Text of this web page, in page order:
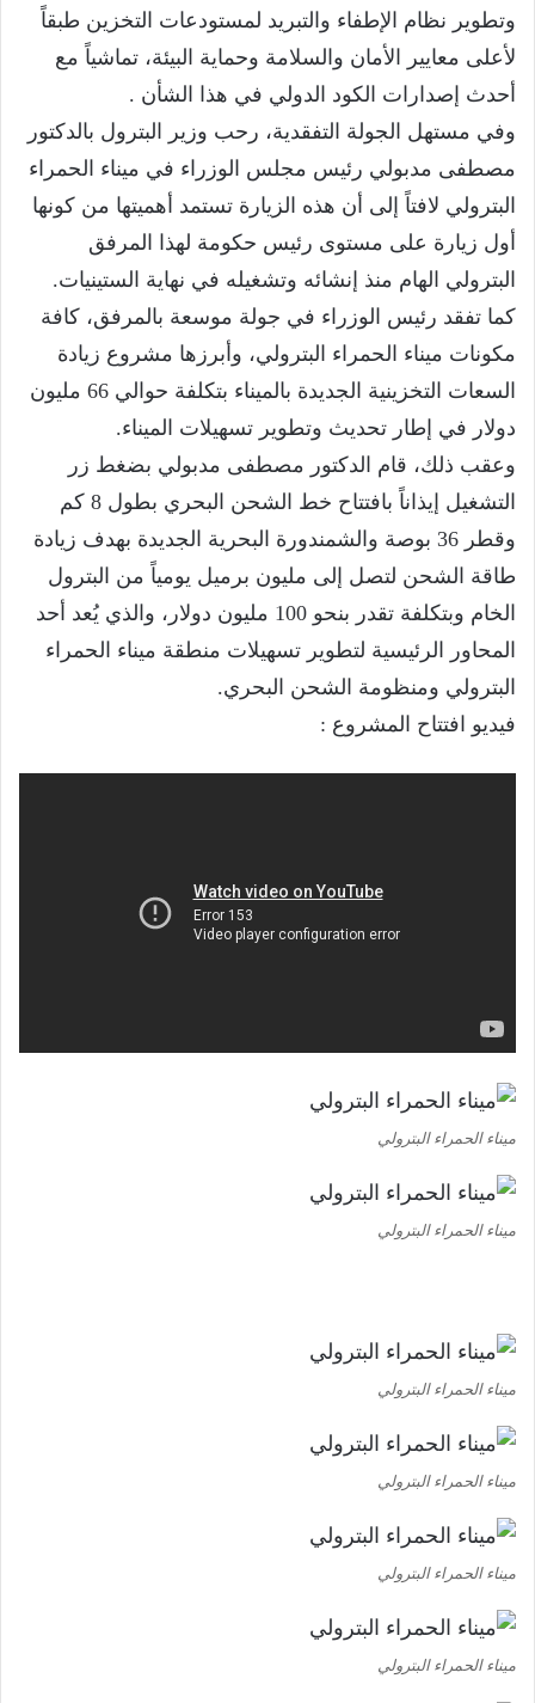
وتطوير نظام الإطفاء والتبريد لمستودعات التخزين طبقاً
لأعلى معايير الأمان والسلامة وحماية البيئة، تماشياً مع
أحدث إصدارات الكود الدولي في هذا الشأن .
وفي مستهل الجولة التفقدية، رحب وزير البترول بالدكتور
مصطفى مدبولي رئيس مجلس الوزراء في ميناء الحمراء
البترولي لافتاً إلى أن هذه الزيارة تستمد أهميتها من كونها
أول زيارة على مستوى رئيس حكومة لهذا المرفق
البترولي الهام منذ إنشائه وتشغيله في نهاية الستينيات.
كما تفقد رئيس الوزراء في جولة موسعة بالمرفق، كافة
مكونات ميناء الحمراء البترولي، وأبرزها مشروع زيادة
السعات التخزينية الجديدة بالميناء بتكلفة حوالي 66 مليون
دولار في إطار تحديث وتطوير تسهيلات الميناء.
وعقب ذلك، قام الدكتور مصطفى مدبولي بضغط زر
التشغيل إيذاناً بافتتاح خط الشحن البحري بطول 8 كم
وقطر 36 بوصة والشمندورة البحرية الجديدة بهدف زيادة
طاقة الشحن لتصل إلى مليون برميل يومياً من البترول
الخام وبتكلفة تقدر بنحو 100 مليون دولار، والذي يُعد أحد
المحاور الرئيسية لتطوير تسهيلات منطقة ميناء الحمراء
البترولي ومنظومة الشحن البحري.
فيديو افتتاح المشروع :
ميناء الحمراء البترولي
ميناء الحمراء البترولي
ميناء الحمراء البترولي
ميناء الحمراء البترولي
ميناء الحمراء البترولي
ميناء الحمراء البترولي